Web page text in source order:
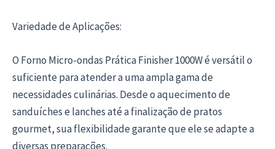
Variedade de Aplicações:
O Forno Micro-ondas Prática Finisher 1000W é versátil o
suficiente para atender a uma ampla gama de
necessidades culinárias. Desde o aquecimento de
sanduíches e lanches até a finalização de pratos
gourmet, sua flexibilidade garante que ele se adapte a
diversas preparações.